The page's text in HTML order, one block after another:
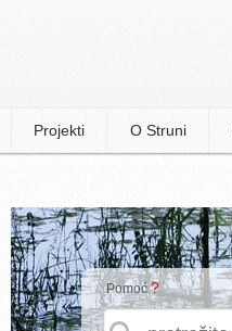
Projekti O Struni
Pomoć?